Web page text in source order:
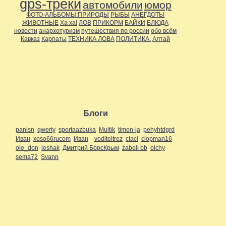
gps-треки автомобили юмор
ФОТО-АЛЬБОМЫ:ПРИРОДЫ РЫБЫ АНЕГДОТЫ
ЖИВОТНЫЕ Ха ха! ЛОВ ПРИКОРМ БАЙКИ БЛЮДА
новости анархотуризм путешествия по россии обо всём
Кавказ Карпаты ТЕХНИКА ЛОВА ПОЛИТИКА. Алтай
Блоги
panisn qwerty sportaazbuka Multik timon-ja pehyhtdgrd
Иван xoso66rucom Иван voditeltrez ctaci clopman16
ole_don leshak Дмитрий БорсКрым zabeii bb olchy
sema72 Svann